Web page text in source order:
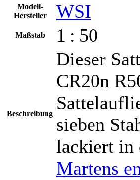
Modell-
Hersteller
WSI
Maßstab 1 : 50
Beschreibung
Dieser
CR20n
sieben
lackiert in
Martens